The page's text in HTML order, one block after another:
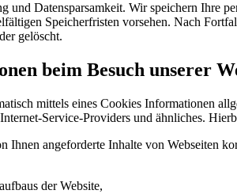
und Datensparsamkeit. Wir speichern Ihre
Speicherfristen vorsehen. Nach
gelöscht.
beim Besuch unserer
mittels eines Cookies Informationen
Service-Providers und ähnliches.
angeforderte Inhalte von Webseiten
der Website,